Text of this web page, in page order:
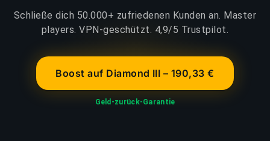
Schließe dich 50.000+ zufriedenen Kunden an. Master
players. VPN-geschützt. 4,9/5 Trustpilot.
Boost auf Diamond III – 190,33 €
Geld-zurück-Garantie